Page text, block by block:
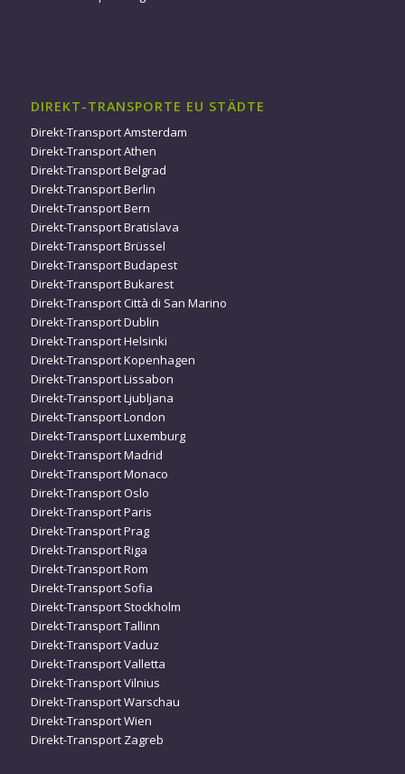
DIREKT-TRANSPORTE EU STÄDTE
Direkt-Transport Amsterdam
Direkt-Transport Athen
Direkt-Transport Belgrad
Direkt-Transport Berlin
Direkt-Transport Bern
Direkt-Transport Bratislava
Direkt-Transport Brüssel
Direkt-Transport Budapest
Direkt-Transport Bukarest
Direkt-Transport Città di San Marino
Direkt-Transport Dublin
Direkt-Transport Helsinki
Direkt-Transport Kopenhagen
Direkt-Transport Lissabon
Direkt-Transport Ljubljana
Direkt-Transport London
Direkt-Transport Luxemburg
Direkt-Transport Madrid
Direkt-Transport Monaco
Direkt-Transport Oslo
Direkt-Transport Paris
Direkt-Transport Prag
Direkt-Transport Riga
Direkt-Transport Rom
Direkt-Transport Sofia
Direkt-Transport Stockholm
Direkt-Transport Tallinn
Direkt-Transport Vaduz
Direkt-Transport Valletta
Direkt-Transport Vilnius
Direkt-Transport Warschau
Direkt-Transport Wien
Direkt-Transport Zagreb